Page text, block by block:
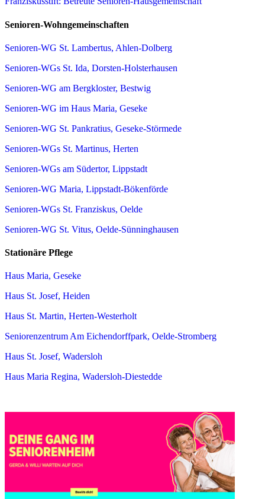
Senioren-Wohngemeinschaften
Senioren-WG St. Lambertus, Ahlen-Dolberg
Senioren-WGs St. Ida, Dorsten-Holsterhausen
Senioren-WG am Bergkloster, Bestwig
Senioren-WG im Haus Maria, Geseke
Senioren-WG St. Pankratius, Geseke-Störmede
Senioren-WGs St. Martinus, Herten
Senioren-WGs am Südertor, Lippstadt
Senioren-WG Maria, Lippstadt-Bökenförde
Senioren-WGs St. Franziskus, Oelde
Senioren-WG St. Vitus, Oelde-Sünninghausen
Stationäre Pflege
Haus Maria, Geseke
Haus St. Josef, Heiden
Haus St. Martin, Herten-Westerholt
Seniorenzentrum Am Eichendorffpark, Oelde-Stromberg
Haus St. Josef, Wadersloh
Haus Maria Regina, Wadersloh-Diestedde